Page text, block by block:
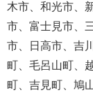
木市、和光市、
市、富士見市、
市、日高市、吉
町、毛呂山町、
町、吉見町、鳩